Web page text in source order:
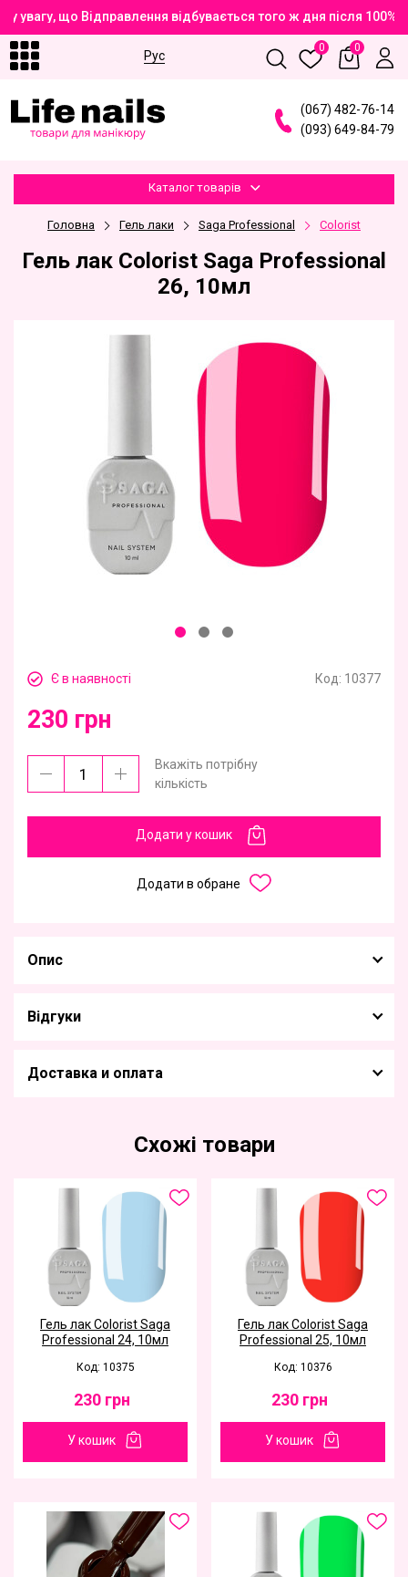
увагу, що Відправлення відбувається того ж дня після
Рус
0 0
(067) 482-76-14
(093) 649-84-79
Каталог товарів
Головна Гель лаки Saga Professional Сolorist
Гель лак Colorist Saga Professional
26, 10мл
Є в наявності Код: 10377
230 грн
Вкажіть потрібну
кількість
Додати у кошик
Додати в обране
Опис
Відгуки
Доставка и оплата
Схожі товари
Гель лак Colorist Saga
Professional 24, 10мл
Код: 10375
230 грн
У кошик
Гель лак Colorist Saga
Professional 25, 10мл
Код: 10376
230 грн
У кошик